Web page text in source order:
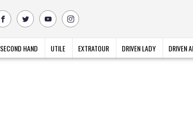
SECOND HAND UTILE EXTRATOUR DRIVEN LADY DRIVEN